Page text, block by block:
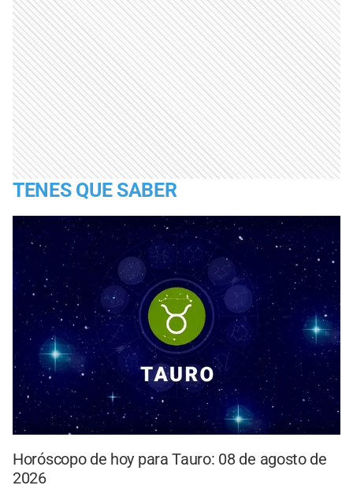
TENES QUE SABER
Horóscopo de hoy para Tauro: 08 de agosto de
2026